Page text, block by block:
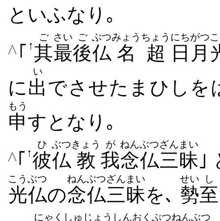
といふなり｡
^｢ ↑其
ご
最
さい
後
ご
仏
ぶつ
名
みょう
超
ちょう
日月
にちがつ
に出
い
でさせたまひしを
申
もう
すとなり｡
^｢ ↑彼
ひ
仏
ぶつ
教
きょう
我
が
念仏
ねんぶつ
三昧
ざんまい
｣
光
こう
仏
ぶつ
の念仏
ねんぶつ
三昧
ざんまい
を､ 勢
せい
至
し
にゃく しゅ じょう しんおくぶつねんぶつ